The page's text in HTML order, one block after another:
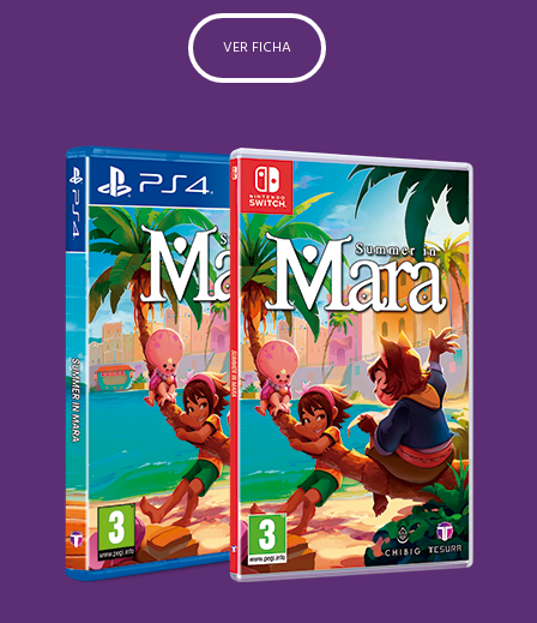
VER FICHA